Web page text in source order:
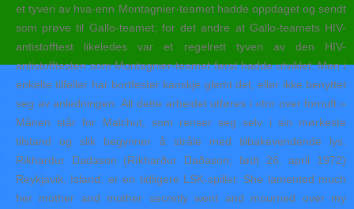
et tyveri av hva-enn Montagnier-teamet hadde oppdaget og sendt
som prøve til Gallo-teamet; for det andre at Gallo-teamets HIV-
antistofftest likeledes var et regelrett tyveri av den HIV-
antistofftesten som Montagnier-teamet først hadde utviklet. Men i
enkelte tilfeller har bortfester kanskje glemt det, eller ikke benyttet
seg av anledningen. Alt dette arbeidet utføres i «tro over fornuft.»
Månen står for Malchut, som renser seg selv i sin mørkeste
tilstand og slik begynner å stråle med tilbakevendende lys.
Rikhardur Dadason (Ríkharður Daðason; født 26. april 1972)
Reykjavik, Island, er en tidligere LSK-spiller. She lamented much
her mother and mother secretly went and mourned over my